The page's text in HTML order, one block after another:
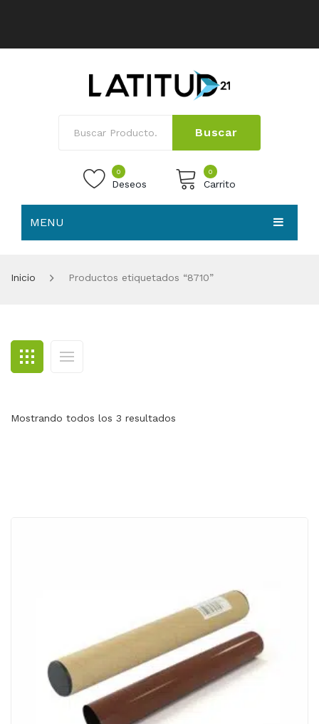
Buscar
0
Deseos
0
Carrito
MENU
BLOG
CONTACTO
Inicio Productos etiquetados “8710”
Mostrando todos los 3 resultados